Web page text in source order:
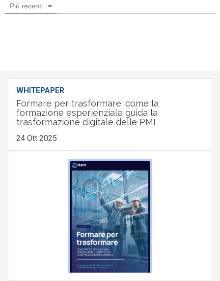
Più recenti
WHITEPAPER
Formare per trasformare: come la
formazione esperienziale guida la
trasformazione digitale delle PMI
24 Ott 2025